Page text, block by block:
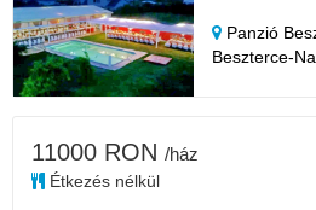
Panzió
Beszterce-
11000 RON /ház
Étkezés nélkül